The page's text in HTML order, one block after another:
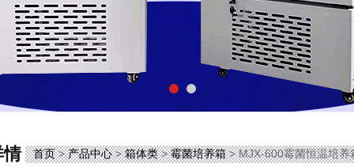
情 首页>产品中心>箱体类>霉菌培养箱> MJX-600霉菌恒温培养